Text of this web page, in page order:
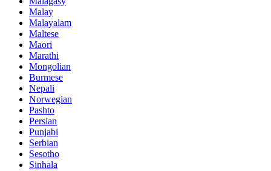
Malay
Malayalam
Maltese
Maori
Marathi
Mongolian
Burmese
Nepali
Norwegian
Pashto
Persian
Punjabi
Serbian
Sesotho
Sinhala